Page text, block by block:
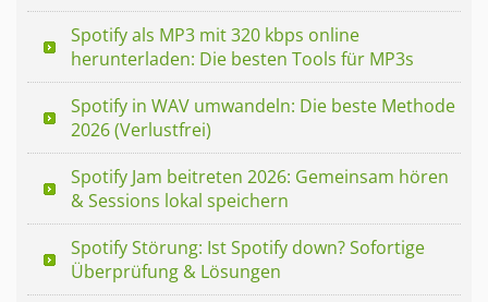
Spotify als MP3 mit 320 kbps online
herunterladen: Die besten Tools für MP3s
Spotify in WAV umwandeln: Die beste Methode
2026 (Verlustfrei)
Spotify Jam beitreten 2026: Gemeinsam hören
& Sessions lokal speichern
Spotify Störung: Ist Spotify down? Sofortige
Überprüfung & Lösungen